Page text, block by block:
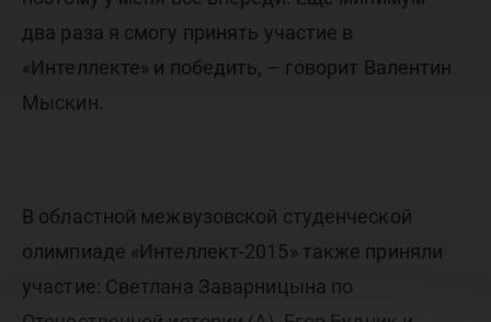
два раза я смогу принять участие в
«Интеллекте» и победить, – говорит Валентин
Мыскин.
В областной межвузовской студенческой
олимпиаде «Интеллект-2015» также приняли
участие: Светлана Заварницына по